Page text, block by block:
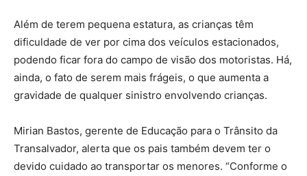
Além de terem pequena estatura, as crianças têm
dificuldade de ver por cima dos veículos estacionados,
podendo ficar fora do campo de visão dos motoristas. Há,
ainda, o fato de serem mais frágeis, o que aumenta a
gravidade de qualquer sinistro envolvendo crianças.
Mirian Bastos, gerente de Educação para o Trânsito da
Transalvador, alerta que os pais também devem ter o
devido cuidado ao transportar os menores. “Conforme o